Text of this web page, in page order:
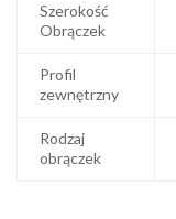
Szerokość
Obrączek
Profil
zewnętrzny
Rodzaj
obrączek